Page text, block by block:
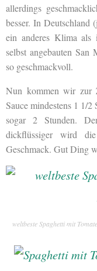
allerdings
besser. In Deutschland
ein anderes Klima als
selbst angebauten
so geschmackvoll.
Nun kommen wir zur
Sauce mindestens 1 1/
sogar 2 Stunden.
dickflüssiger wird
Geschmack. Gut Ding
weltbeste Spaghetti mit